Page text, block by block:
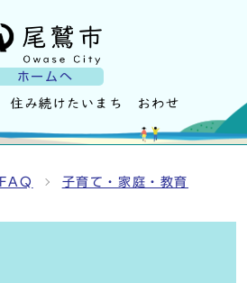
ホームへ
FAQ 子育て・家庭・教育